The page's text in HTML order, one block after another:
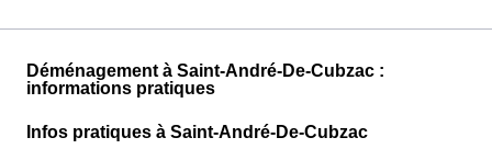
Déménagement à Saint-André-De-Cubzac :
informations pratiques
Infos pratiques à Saint-André-De-Cubzac